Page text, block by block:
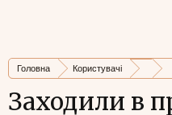
Головна Користувачі
Заходили в